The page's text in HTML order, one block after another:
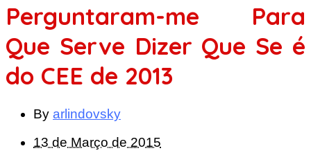
Perguntaram-me Para
Que Serve Dizer Que Se é
do CEE de 2013
By arlindovsky
13 de Março de 2015